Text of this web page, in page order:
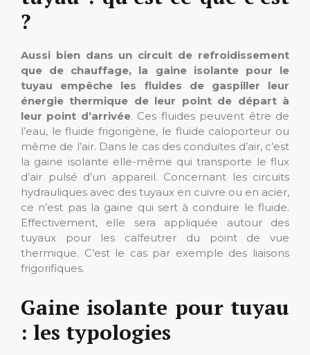
?
Aussi bien dans un circuit de refroidissement
que de chauffage, la gaine isolante pour le
tuyau empêche les fluides de gaspiller leur
énergie thermique de leur point de départ à
leur point d’arrivée. Ces fluides peuvent être de
l’eau, le fluide frigorigène, le fluide caloporteur ou
même de l’air. Dans le cas des conduites d’air, c’est
la gaine isolante elle-même qui transporte le flux
d’air pulsé d’un appareil. Concernant les circuits
hydrauliques avec des tuyaux en cuivre ou en acier,
ce n’est pas la gaine qui sert à conduire le fluide.
Effectivement, elle sera appliquée autour des
tuyaux pour les calfeutrer du point de vue
thermique. C’est le cas par exemple des liaisons
frigorifiques.
Gaine isolante pour tuyau
: les typologies